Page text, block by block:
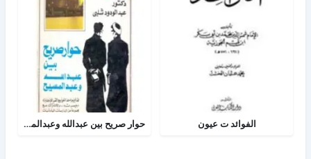
الفوائد ت عيون حوار صريح بين عبدالله وعبدالمسيح